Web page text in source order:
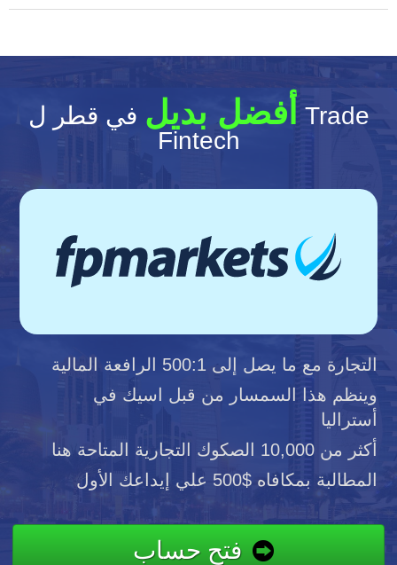
أفضل بديل في قطر ل Trade
Fintech
التجارة مع ما يصل إلى 500:1 الرافعة المالية
وينظم هذا السمسار من قبل اسيك في
أستراليا
أكثر من 10,000 الصكوك التجارية المتاحة هنا
المطالبة بمكافاه $500 علي إيداعك الأول
فتح حساب